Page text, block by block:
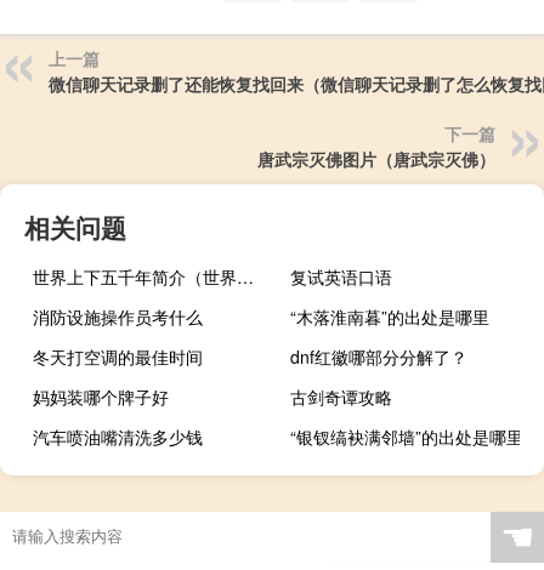
上一篇
微信聊天记录删了还能恢复找回来（微信聊天记录删了怎么恢复
下一篇
唐武宗灭佛图片（唐武宗灭佛）
相关问题
世界上下五千年简介（世界上下五千年）
复试英语口语
消防设施操作员考什么
“木落淮南暮”的出处是哪里
冬天打空调的最佳时间
dnf红徽哪部分分解了？
妈妈装哪个牌子好
古剑奇谭攻略
汽车喷油嘴清洗多少钱
“银钗缟袂满邻墙”的出处是哪里
☚